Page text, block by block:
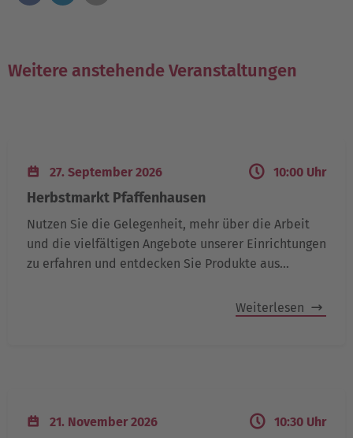
Weitere anstehende Veranstaltungen
27. September 2026 10:00 Uhr
Herbstmarkt Pfaffenhausen
Nutzen Sie die Gelegenheit, mehr über die Arbeit
und die vielfältigen Angebote unserer Einrichtungen
zu erfahren und entdecken Sie Produkte aus…
Weiterlesen
21. November 2026 10:30 Uhr